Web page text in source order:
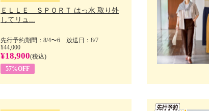
ＥＬＬＥ ＳＰＯＲＴ はっ水 取り外
してリュ...
先行予約期間：8/4〜6 放送日：8/7
¥44,000
¥18,900(税込)
57%OFF